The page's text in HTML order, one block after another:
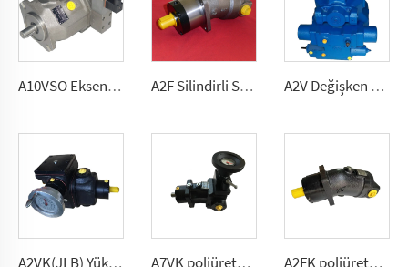
A10VSO Eksen Silindirli Değişken Genel Amaçlı Açık Devre Basınçlı Pompa 10, 18, 28, 45, 71, 100, 140 (cm³/dönüş) A2F Silindirli Sabit Akışlı Pompa/Motor Zorlu Mobil Hidrolik İçin 2.5, 5, 10, 12, 28 A2V Değişken Akışlı Yüksek Basınçlı Pompa 250, 355, 500, 1000
A2VK(JLB) Yüksek basınçlı ölçüm pompa PU için 5, 12, 28, 55, 107, 225 (cm³/dönem) A7VK poliüretan ölçüm pompa foaming makinesi için Boyutlar 12, 28 A2FK poliüretan sabit debili pompa 2.5, 5, 10,12, 23, 28, 55, 80,107(cmᶟ ⁄dev)